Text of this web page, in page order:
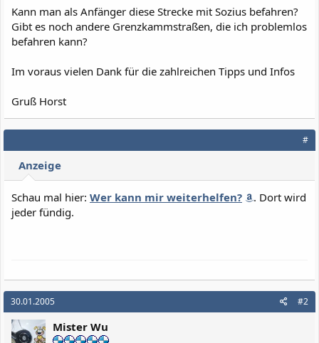
Kann man als Anfänger diese Strecke mit Sozius befahren?
Gibt es noch andere Grenzkammstraßen, die ich problemlos
befahren kann?
Im voraus vielen Dank für die zahlreichen Tipps und Infos
Gruß Horst
#
Anzeige
Schau mal hier: Wer kann mir weiterhelfen?
. Dort wird
jeder fündig.
30.01.2005 #2
Mister Wu